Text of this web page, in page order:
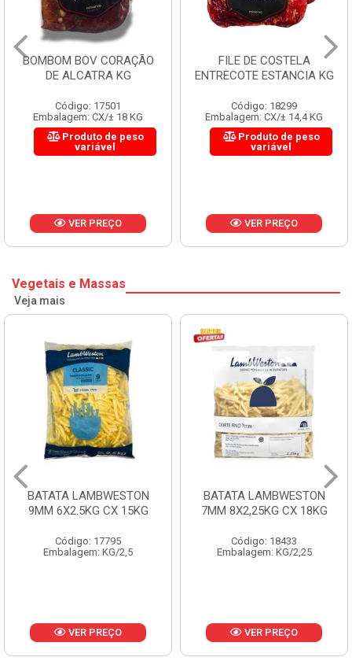
BOMBOM BOV CORAÇÃO
DE ALCATRA KG
Código: 17501
Embalagem: CX/± 18 KG
Produto de peso
variável
VER PREÇO
FILE DE COSTELA
ENTRECOTE ESTANCIA KG
Código: 18299
Embalagem: CX/± 14,4 KG
Produto de peso
variável
VER PREÇO
Vegetais e Massas
Veja mais
BATATA LAMBWESTON
9MM 6X2.5KG CX 15KG
Código: 17795
Embalagem: KG/2,5
VER PREÇO
BATATA LAMBWESTON
7MM 8X2,25KG CX 18KG
Código: 18433
Embalagem: KG/2,25
VER PREÇO